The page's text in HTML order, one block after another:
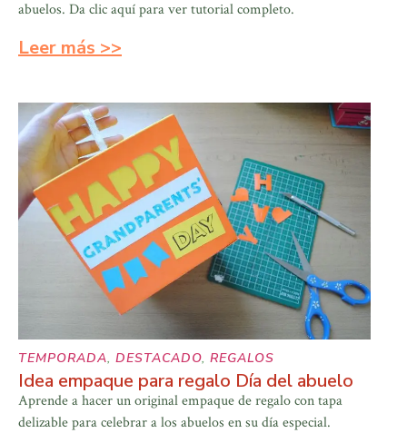
abuelos. Da clic aquí para ver tutorial completo.
Leer más >>
TEMPORADA, DESTACADO, REGALOS
Idea empaque para regalo Día del abuelo
Aprende a hacer un original empaque de regalo con tapa
delizable para celebrar a los abuelos en su día especial.